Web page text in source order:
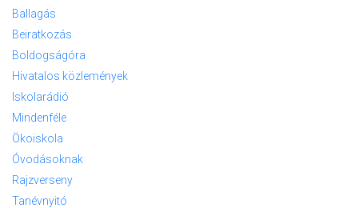
Ballagás
Beiratkozás
Boldogságóra
Hivatalos közlemények
Iskolarádió
Mindenféle
Ökoiskola
Óvodásoknak
Rajzverseny
Tanévnyitó